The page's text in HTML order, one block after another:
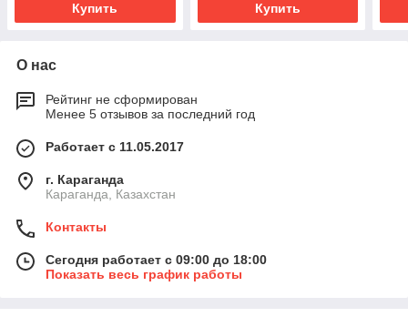
Купить Купить
О нас
Рейтинг не сформирован
Менее 5 отзывов за последний год
Работает с 11.05.2017
г. Караганда
Караганда, Казахстан
Контакты
Сегодня работает с 09:00 до 18:00
Показать весь график работы